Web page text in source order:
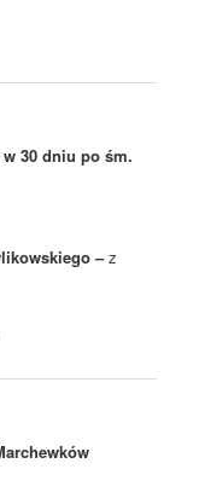
30 dniu po śm.
–z